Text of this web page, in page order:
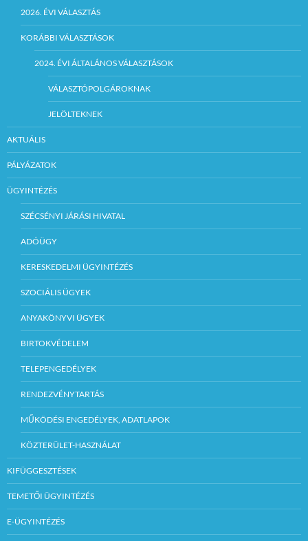
2026. ÉVI VÁLASZTÁS
KORÁBBI VÁLASZTÁSOK
2024. ÉVI ÁLTALÁNOS VÁLASZTÁSOK
VÁLASZTÓPOLGÁROKNAK
JELÖLTEKNEK
AKTUÁLIS
PÁLYÁZATOK
ÜGYINTÉZÉS
SZÉCSÉNYI JÁRÁSI HIVATAL
ADÓÜGY
KERESKEDELMI ÜGYINTÉZÉS
SZOCIÁLIS ÜGYEK
ANYAKÖNYVI ÜGYEK
BIRTOKVÉDELEM
TELEPENGEDÉLYEK
RENDEZVÉNYTARTÁS
MŰKÖDÉSI ENGEDÉLYEK, ADATLAPOK
KÖZTERÜLET-HASZNÁLAT
KIFÜGGESZTÉSEK
TEMETŐI ÜGYINTÉZÉS
E-ÜGYINTÉZÉS